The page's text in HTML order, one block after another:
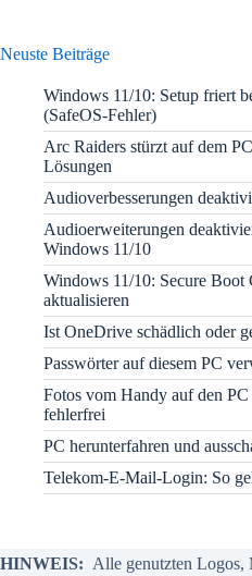
Neuste Beiträge
Windows 11/10: Setup friert
(SafeOS-Fehler)
Arc Raiders stürzt auf dem
Lösungen
Audioverbesserungen
Audioerweiterungen
Windows 11/10
Windows 11/10: Secure
aktualisieren
Ist OneDrive schädlich oder
Passwörter auf diesem PC
Fotos vom Handy auf den PC
fehlerfrei
PC herunterfahren und
Telekom-E-Mail-Login: So
HINWEIS: Alle genutzten Logos,